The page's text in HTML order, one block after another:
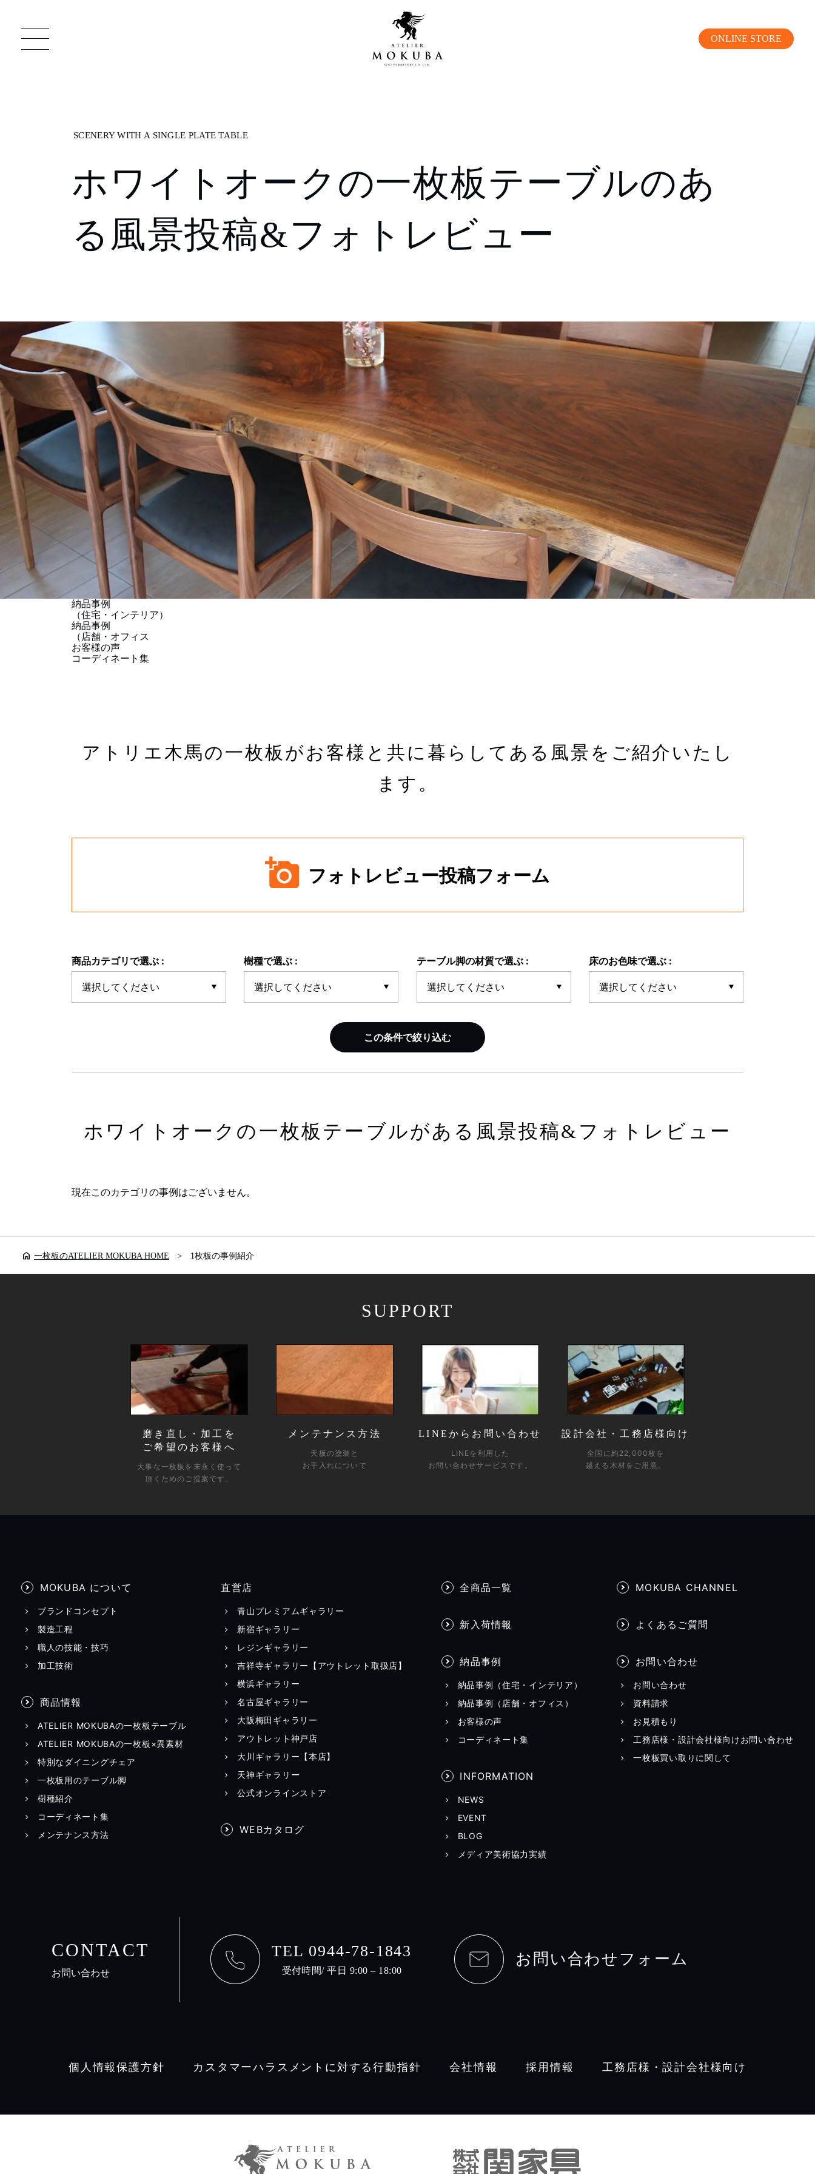
ONLINE STORE
MOKUBA について
職人の技能・技巧
ATELIER MOKUBAの一枚板テーブル
ATELIER MOKUBAの一枚板×異素材
特別なダイニングチェア
一枚板用のテーブル脚
樹種紹介
コーディネート集
メンテナンス方法
青山プレミアムギャラリー
新宿ギャラリー
吉祥寺ギャラリー
【アウトレット取扱店】
大川ギャラリー【本店】
天神ギャラリー
公式オンラインストア
WEBカタログ
新入荷情報
納品事例
納品事例（住宅・インテリア）
INFORMATION
メディア美術協力実績
よくあるご質問
一枚板買い取りに関して
ホワイトオークの一枚板テーブルのあ
る風景投稿&フォトレビュー
納品事例
（住宅・インテリア）
納品事例
（店舗・オフィス
お客様の声
コーディネート集
アトリエ木馬の一枚板がお客様と共に暮らしてある風景を ご紹介いたし
ます。
フォトレビュー投稿フォーム
商品カテゴリで選ぶ : 樹種で選ぶ : テーブル脚の材質で選ぶ : 床のお色味で選ぶ :
この条件で絞り込む
ホワイトオークの一枚板テーブルがある風景投稿&フォトレビュー
現在このカテゴリの事例はございません。
home 一枚板のATELIER MOKUBA HOME 1枚板の事例紹介
SUPPORT
磨き直し・加工を
ご希望のお客様へ
大事な一枚板を末永く使って
頂くためのご提案です。
メンテナンス方法
天板の塗装と
お手入れについて
LINEからお問い合わせ
LINEを利用した
お問い合わせサービスです。
設計会社・工務店様向け
全国に約22,000枚を
越える木材をご用意。
MOKUBA について
ブランドコンセプト
製造工程
職人の技能・技巧
加工技術
商品情報
ATELIER MOKUBAの一枚板テーブル
ATELIER MOKUBAの一枚板×異素材
特別なダイニングチェア
一枚板用のテーブル脚
樹種紹介
コーディネート集
メンテナンス方法
直営店
青山プレミアムギャラリー
新宿ギャラリー
レジンギャラリー
吉祥寺ギャラリー【アウトレット取扱店】
横浜ギャラリー
名古屋ギャラリー
大阪梅田ギャラリー
アウトレット神戸店
大川ギャラリー【本店】
天神ギャラリー
公式オンラインストア
WEBカタログ
全商品一覧
新入荷情報
納品事例
納品事例（住宅・インテリア）
納品事例（店舗・オフィス）
お客様の声
コーディネート集
INFORMATION
NEWS
EVENT
BLOG
メディア美術協力実績
MOKUBA CHANNEL
よくあるご質問
お問い合わせ
お問い合わせ
資料請求
お見積もり
工務店様・設計会社様向けお問い合わせ
一枚板買い取りに関して
CONTACT
お問い合わせ
TEL 0944-78-1843
受付時間/ 平日 9:00 – 18:00
お問い合わせフォーム
個人情報保護方針 カスタマーハラスメントに対する行動指針 会社情報 採用情報 工務店様・設計会社様向け